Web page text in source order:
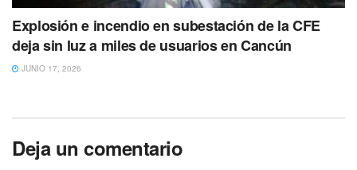
Explosión e incendio en subestación de la CFE
deja sin luz a miles de usuarios en Cancún
JUNIO 17, 2026
Deja un comentario